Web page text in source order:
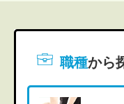
職種から